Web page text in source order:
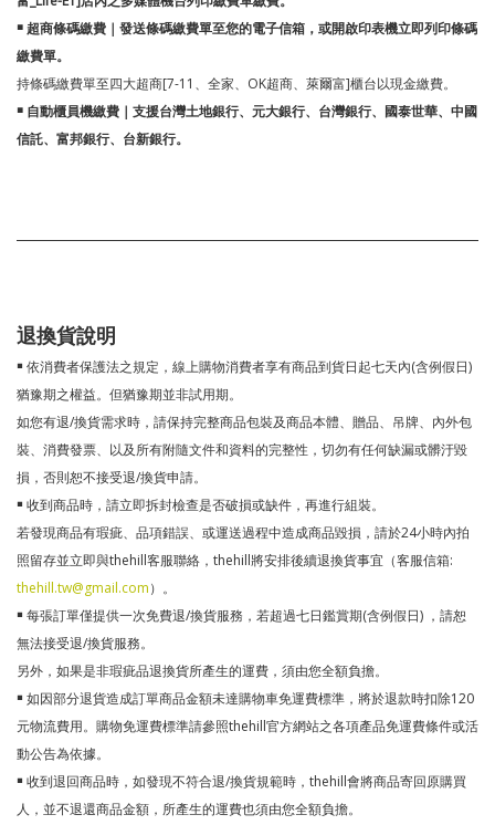
￭ 超商條碼繳費｜發送條碼繳費單至您的電子信箱，或開啟印表機立即列印條碼
繳費單。
持條碼繳費單至四大超商[7-11、全家、OK超商、萊爾富]櫃台以現金繳費。
￭ 自動櫃員機繳費｜支援台灣土地銀行、元大銀行、台灣銀行、國泰世華、中國
信託、富邦銀行、台新銀行。
退換貨說明
￭ 依消費者保護法之規定，線上購物消費者享有商品到貨日起七天內(含例假日)
猶豫期之權益。但猶豫期並非試用期。
如您有退/換貨需求時，請保持完整商品包裝及商品本體、贈品、吊牌、內外包
裝、消費發票、以及所有附隨文件和資料的完整性，切勿有任何缺漏或髒汙毀
損，否則恕不接受退/換貨申請。
￭ 收到商品時，請立即拆封檢查是否破損或缺件，再進行組裝。
若發現商品有瑕疵、品項錯誤、或運送過程中造成商品毀損，請於24小時內拍
照留存並立即與thehill客服聯絡，thehill將安排後續退換貨事宜（客服信箱:
thehill.tw@gmail.com）。
￭ 每張訂單僅提供一次免費退/換貨服務，若超過七日鑑賞期(含例假日) ，請恕
無法接受退/換貨服務。
另外，如果是非瑕疵品退換貨所產生的運費，須由您全額負擔。
￭ 如因部分退貨造成訂單商品金額未達購物車免運費標準，將於退款時扣除120
元物流費用。購物免運費標準請參照thehill官方網站之各項產品免運費條件或活
動公告為依據。
￭ 收到退回商品時，如發現不符合退/換貨規範時，thehill會將商品寄回原購買
人，並不退還商品金額，所產生的運費也須由您全額負擔。